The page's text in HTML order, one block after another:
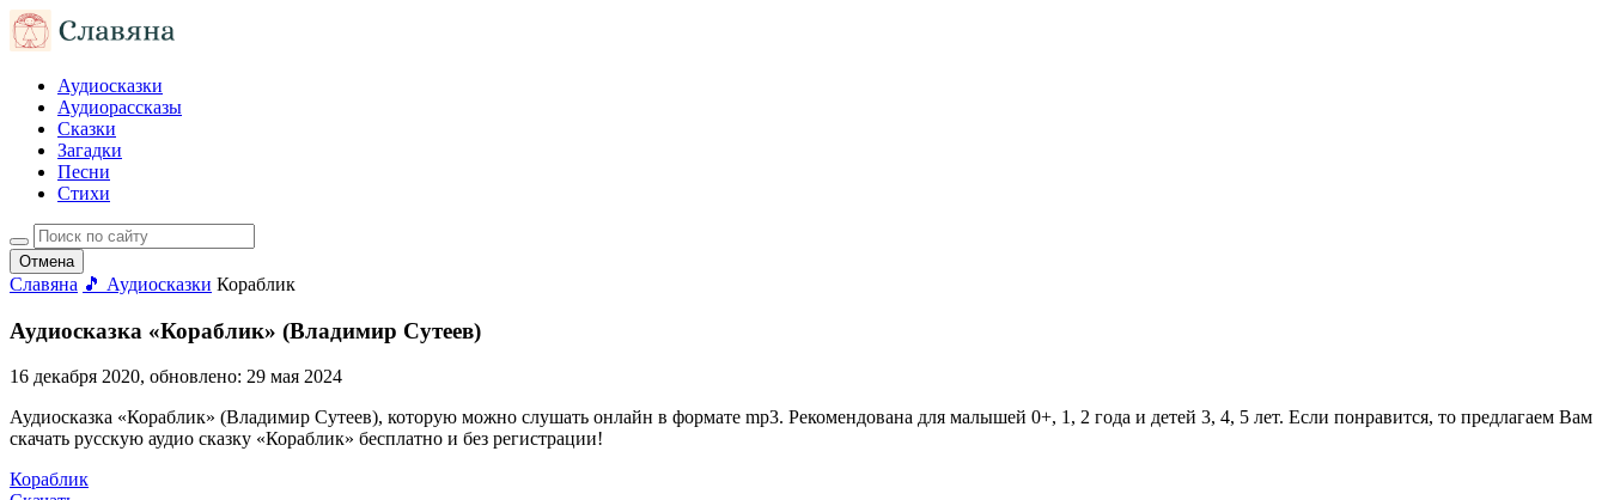
Аудиосказки
Аудиорассказы
Сказки
Загадки
Песни
Стихи
Отмена
Славяна 🎵 Аудиосказки Кораблик
Аудиосказка «Кораблик» (Владимир Сутеев)
16 декабря 2020, обновлено: 29 мая 2024
Аудиосказка «Кораблик» (Владимир Сутеев), которую можно слушать онлайн в формате mp3. Рекомендована для малышей 0+, 1, 2 года и детей 3, 4, 5 лет. Если понравится, то предлагаем Вам
скачать русскую аудио сказку «Кораблик» бесплатно и без регистрации!
Кораблик